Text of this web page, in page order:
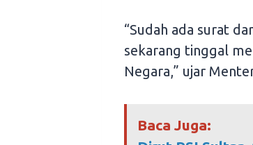
“Sudah ada surat
sekarang tinggal
Negara,” ujar
Baca Juga: